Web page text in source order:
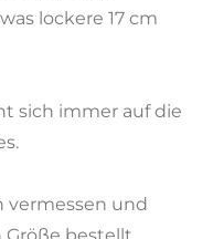
lockere 17 cm
sich immer auf die
vermessen und